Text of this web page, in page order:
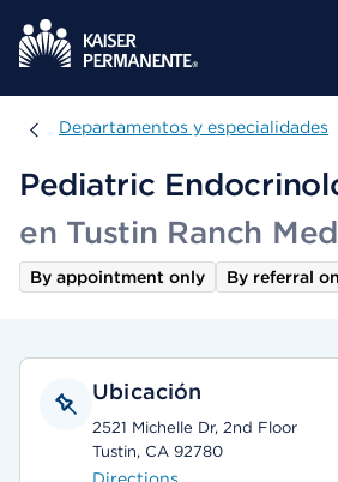
Departamentos y especialidades
Departamentos y especialidades
Pediatric
en Tustin Ranch
By appointment only By referral
Ubicación
2521 Michelle Dr, 2nd Floor
Tustin, CA 92780